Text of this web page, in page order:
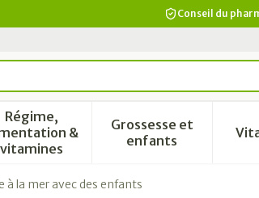
Conseil du
menu pour la catégorie Beauté, soins
Régime,
&
vitamines
Afficher le sous-menu pour la
Grossesse et
enfantsAfficher le sous-
à la mer avec des enfants